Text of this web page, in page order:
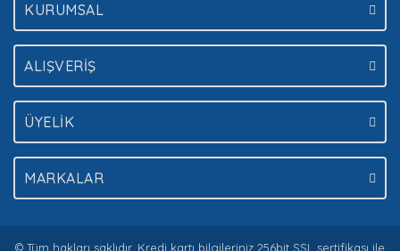
KURUMSAL
ALIŞVERİŞ
ÜYELİK
MARKALAR
© Tüm hakları saklıdır. Kredi kartı bilgileriniz 256bit SSL sertifikası ile